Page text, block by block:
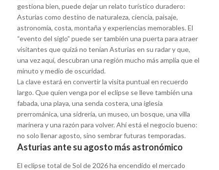
gestiona bien, puede dejar un relato turístico duradero:
Asturias como destino de naturaleza, ciencia, paisaje,
astronomía, costa, montaña y experiencias memorables. El
“evento del siglo” puede ser también una puerta para atraer
visitantes que quizá no tenían Asturias en su radar y que,
una vez aquí, descubran una región mucho más amplia que el
minuto y medio de oscuridad.
La clave estará en convertir la visita puntual en recuerdo
largo. Que quien venga por el eclipse se lleve también una
fabada, una playa, una senda costera, una iglesia
prerrománica, una sidrería, un museo, un bosque, una villa
marinera y una razón para volver. Ahí está el negocio bueno:
no solo llenar agosto, sino sembrar futuras temporadas.
Asturias ante su agosto más astronómico
El eclipse total de Sol de 2026 ha encendido el mercado